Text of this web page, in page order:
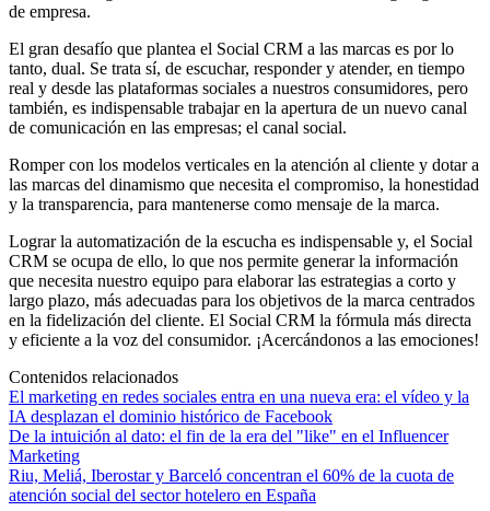
de empresa.
El gran desafío que plantea el Social CRM a las marcas es por lo
tanto, dual. Se trata sí, de escuchar, responder y atender, en tiempo
real y desde las plataformas sociales a nuestros consumidores, pero
también, es indispensable trabajar en la apertura de un nuevo canal
de comunicación en las empresas; el canal social.
Romper con los modelos verticales en la atención al cliente y dotar a
las marcas del dinamismo que necesita el compromiso, la honestidad
y la transparencia, para mantenerse como mensaje de la marca.
Lograr la automatización de la escucha es indispensable y, el Social
CRM se ocupa de ello, lo que nos permite generar la información
que necesita nuestro equipo para elaborar las estrategias a corto y
largo plazo, más adecuadas para los objetivos de la marca centrados
en la fidelización del cliente. El Social CRM la fórmula más directa
y eficiente a la voz del consumidor. ¡Acercándonos a las emociones!
Contenidos relacionados
El marketing en redes sociales entra en una nueva era: el vídeo y la
IA desplazan el dominio histórico de Facebook
De la intuición al dato: el fin de la era del "like" en el Influencer
Marketing
Riu, Meliá, Iberostar y Barceló concentran el 60% de la cuota de
atención social del sector hotelero en España